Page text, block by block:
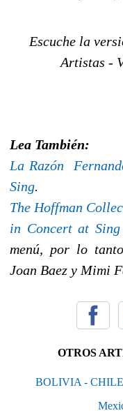
Escuche la
Artistas -
Lea También:
La Razón 
Sing.
The Hoffman
in Concert at
menú, por lo
Joan Baez y Mimi
OTROS
BOLIVIA - CHILE: